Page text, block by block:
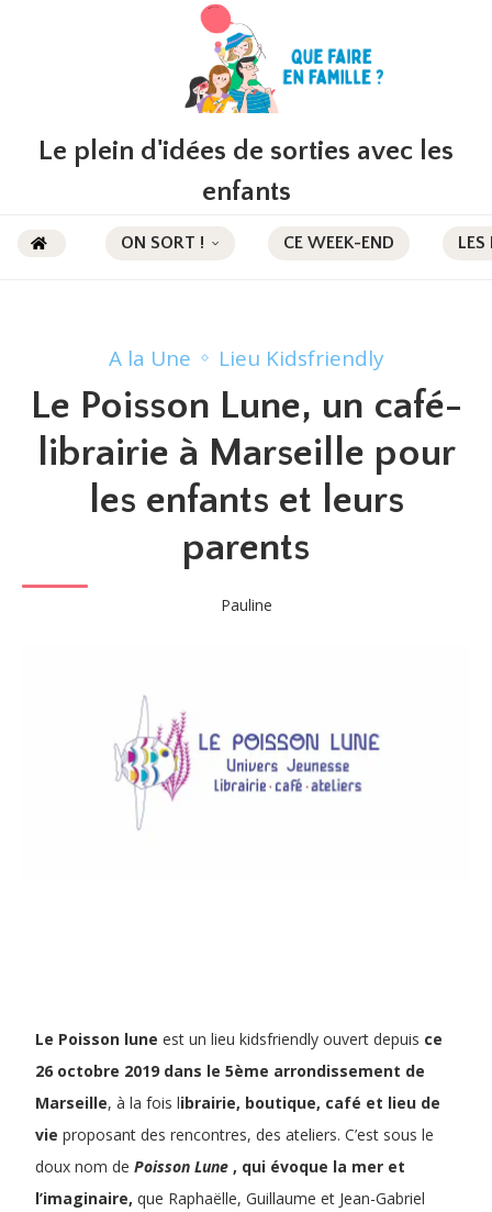
Le plein d'idées de sorties avec les
enfants
ON SORT ! CE WEEK-END LES
A la Une Lieu Kidsfriendly
Le Poisson Lune, un café-
librairie à Marseille pour
les enfants et leurs
parents
Pauline
Le Poisson lune est un lieu kidsfriendly ouvert depuis ce
26 octobre 2019 dans le 5ème arrondissement de
Marseille, à la fois librairie, boutique, café et lieu de
vie proposant des rencontres, des ateliers. C’est sous le
doux nom de Poisson Lune , qui évoque la mer et
l’imaginaire, que Raphaëlle, Guillaume et Jean-Gabriel